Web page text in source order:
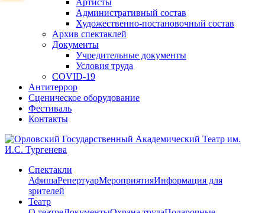
Артисты
Административный состав
Художественно-постановочный состав
Архив спектаклей
Документы
Учредительные документы
Условия труда
COVID-19
Антитеррор
Сценическое оборудование
Фестиваль
Контакты
Спектакли
АфишаРепертуарМероприятияИнформация для
зрителей
Театр